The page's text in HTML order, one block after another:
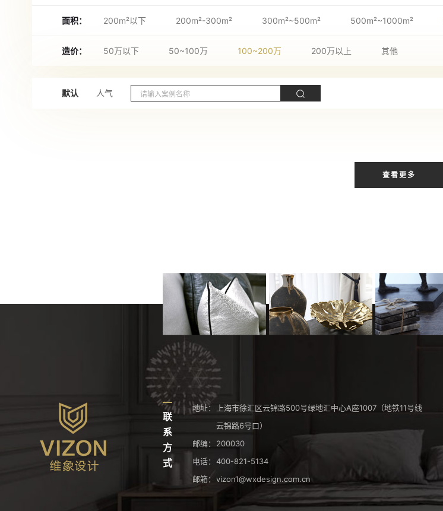
面积： 200m²以下 200m²-300m² 300m²~500m² 500m²~1000m²
造价： 50万以下 50~100万 100~200万 200万以上 其他
默认 人气
查看更多
联
系
方
式
地址：
上海市徐汇区云锦路500号绿地汇中心A座1007（地铁11号线
云锦路6号口）
邮编：
200030
电话： 400-821-5134
邮箱： vizon1@wxdesign.com.cn